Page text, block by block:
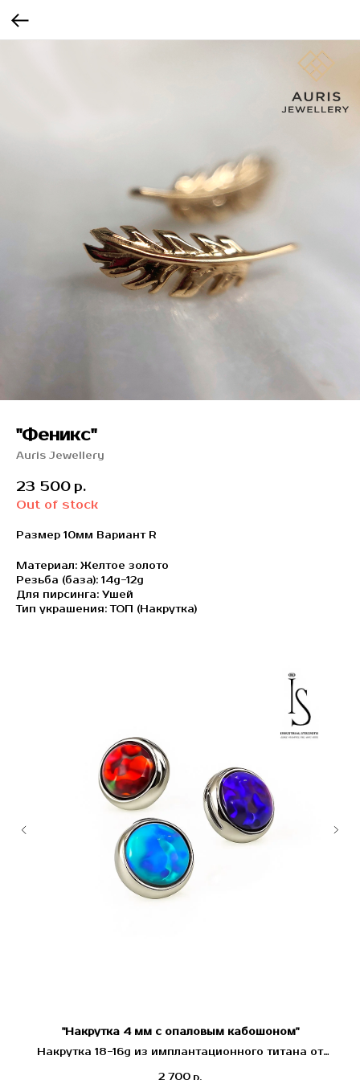
"Феникс"
Auris Jewellery
23 500 р.
Out of stock
Размер 10мм Вариант R
Материал: Желтое золото
Резьба (база): 14g-12g
Для пирсинга: Ушей
Тип украшения: ТОП (Накрутка)
"Накрутка 4 мм с опаловым кабошоном"
Накрутка 18-16g из имплантационного титана от
2 700